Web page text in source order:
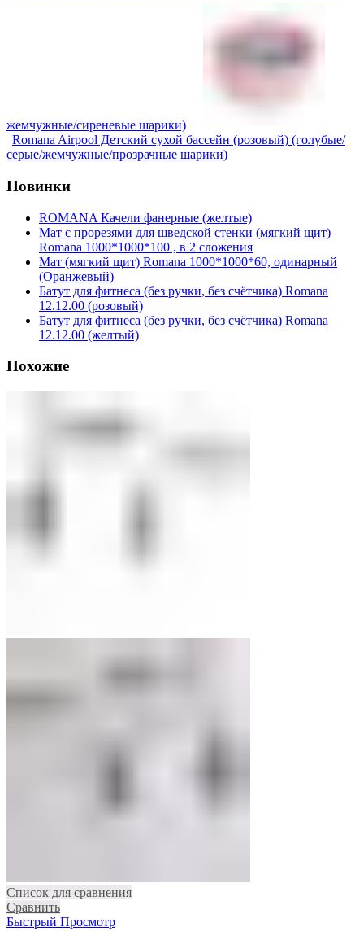
жемчужные/сиреневые шарики)
Romana Airpool Детский сухой бассейн (розовый) (голубые/
серые/жемчужные/прозрачные шарики)
Новинки
ROMANA Качели фанерные (желтые)
Мат с прорезями для шведской стенки (мягкий щит)
Romana 1000*1000*100 , в 2 сложения
Мат (мягкий щит) Romana 1000*1000*60, одинарный
(Оранжевый)
Батут для фитнеса (без ручки, без счётчика) Romana
12.12.00 (розовый)
Батут для фитнеса (без ручки, без счётчика) Romana
12.12.00 (желтый)
Похожие
Список для сравнения
Сравнить
Быстрый Просмотр